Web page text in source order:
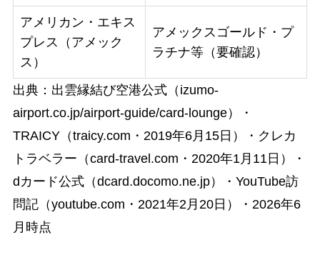
アメリカン・エキス
プレス（アメック
ス）
アメックスゴールド・プ
ラチナ等（要確認）
出典：出雲縁結び空港公式（izumo-
airport.co.jp/airport-guide/card-lounge）・
TRAICY（traicy.com・2019年6月15日）・クレカ
トラベラー（card-travel.com・2020年1月11日）・
dカード公式（dcard.docomo.ne.jp）・YouTube訪
問記（youtube.com・2021年2月20日）・2026年6
月時点